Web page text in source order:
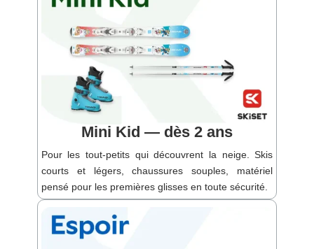
Mini Kid — dès 2 ans
Pour les tout-petits qui découvrent la neige. Skis
courts et légers, chaussures souples, matériel
pensé pour les premières glisses en toute sécurité.